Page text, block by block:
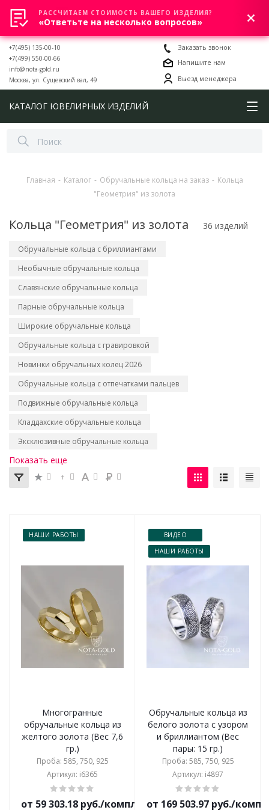
0
+7(495) 135-00-10
+7(499) 550-00-66
info@nota-gold.ru
Москва, ул. Сущевский вал, 49
Заказать звонок
Напишите нам
Выезд менеджера
КАТАЛОГ ЮВЕЛИРНЫХ ИЗДЕЛИЙ
Главная - Каталог - Обручальные кольца на заказ - Кольца
"Геометрия" из золота
Кольца "Геометрия" из золота 36 изделий
Обручальные кольца с бриллиантами
Необычные обручальные кольца
Славянские обручальные кольца
Парные обручальные кольца
Широкие обручальные кольца
Обручальные кольца с гравировкой
Новинки обручальных колец 2026
Обручальные кольца с отпечатками пальцев
Подвижные обручальные кольца
Кладдахские обручальные кольца
Эксклюзивные обручальные кольца
Показать еще
НАШИ РАБОТЫ
Многогранные
обручальные кольца из
желтого золота (Вес 7,6
гр.)
Проба: 585, 750, 925
Артикул: i6365
от 59 303.18 руб./комплект
ВИДЕО
НАШИ РАБОТЫ
Обручальные кольца из
белого золота с узором
и бриллиантом (Вес
пары: 15 гр.)
Проба: 585, 750, 925
Артикул: i4897
от 169 503.97 руб./
РАССЧИТАЕМ СТОИМОСТЬ ВАШЕГО ИЗДЕЛИЯ?
«Ответьте на несколько вопросов»